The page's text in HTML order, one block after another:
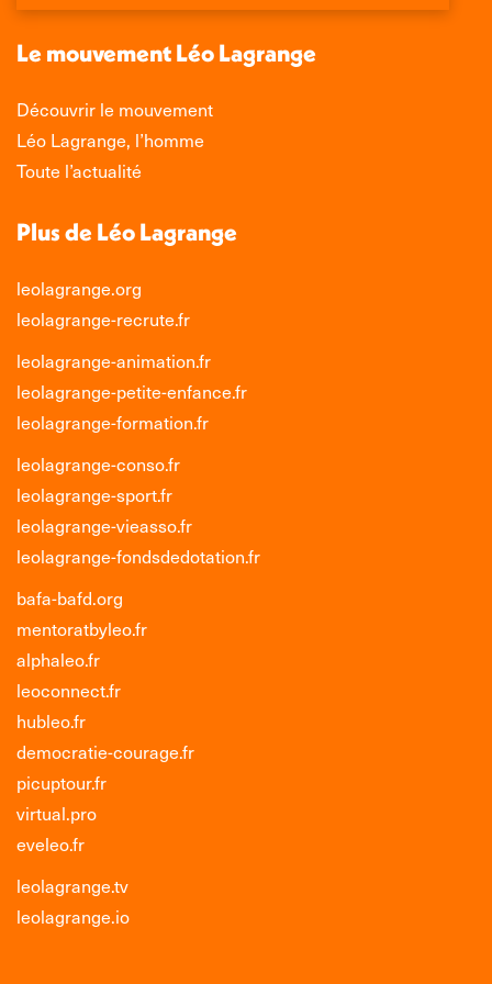
une
fenêtre
une
fenêtre
une
fenêtre
une
nouvelle
fenêtre
Le mouvement Léo Lagrange
Découvrir le mouvement
Léo Lagrange, l’homme
Toute l’actualité
Plus de Léo Lagrange
leolagrange.org
leolagrange-recrute.fr
leolagrange-animation.fr
leolagrange-petite-enfance.fr
leolagrange-formation.fr
leolagrange-conso.fr
leolagrange-sport.fr
leolagrange-vieasso.fr
leolagrange-fondsdedotation.fr
bafa-bafd.org
mentoratbyleo.fr
alphaleo.fr
leoconnect.fr
hubleo.fr
democratie-courage.fr
picuptour.fr
virtual.pro
eveleo.fr
leolagrange.tv
leolagrange.io